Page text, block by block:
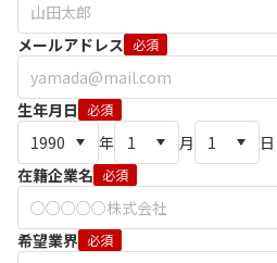
メールアドレス 必須
生年月日 必須
年 月
日
在籍企業名 必須
希望業界 必須